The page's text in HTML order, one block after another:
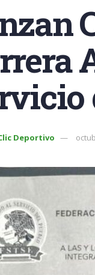
Deportivo